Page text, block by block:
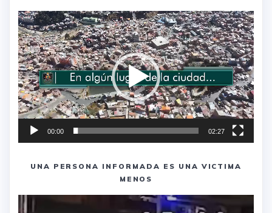
Reproductor
de
vídeo
00:00 02:27
UNA PERSONA INFORMADA ES UNA VICTIMA
MENOS
Reproductor